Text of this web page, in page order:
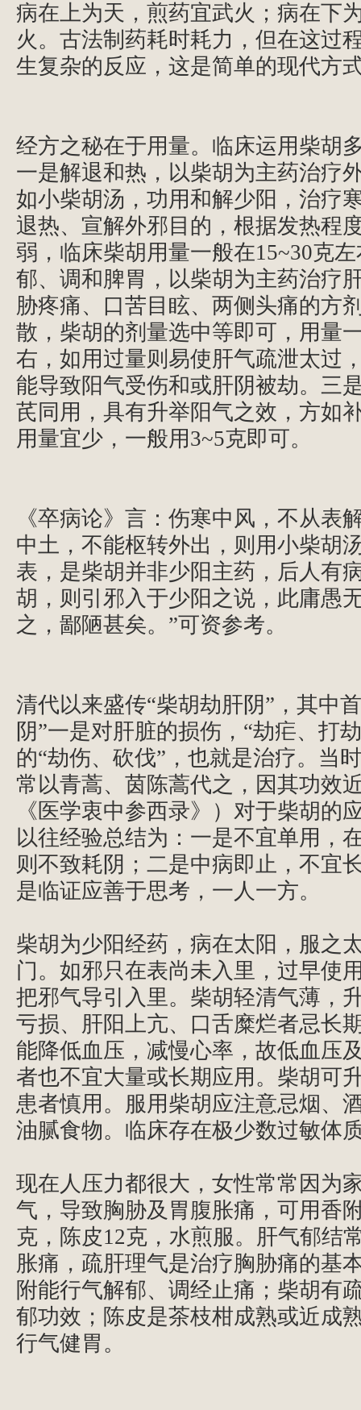
病在上为天，煎药宜武火；病在下
火。古法制药耗时耗力，但在这过
生复杂的反应，这是简单的现代方
经方之秘在于用量。临床运用柴胡
一是解退和热，以柴胡为主药治疗
如小柴胡汤，功用和解少阳，治疗
退热、宣解外邪目的，根据发热程
弱，临床柴胡用量一般在15~30克
郁、调和脾胃，以柴胡为主药治疗
胁疼痛、口苦目眩、两侧头痛的方
散，柴胡的剂量选中等即可，用量
右，如用过量则易使肝气疏泄太过
能导致阳气受伤和或肝阴被劫。三
芪同用，具有升举阳气之效，方如
用量宜少，一般用3~5克即可。
《卒病论》言：伤寒中风，不从表
中土，不能枢转外出，则用小柴胡
表，是柴胡并非少阳主药，后人有
胡，则引邪入于少阳之说，此庸愚
之，鄙陋甚矣。”可资参考。
清代以来盛传“柴胡劫肝阴”，其中
阴”一是对肝脏的损伤，“劫疟、打
的“劫伤、砍伐”，也就是治疗。当
常以青蒿、茵陈蒿代之，因其功效
《医学衷中参西录》）对于柴胡的
以往经验总结为：一是不宜单用，
则不致耗阴；二是中病即止，不宜
是临证应善于思考，一人一方。
柴胡为少阳经药，病在太阳，服之
门。如邪只在表尚未入里，过早使
把邪气导引入里。柴胡轻清气薄，
亏损、肝阳上亢、口舌糜烂者忌长
能降低血压，减慢心率，故低血压
者也不宜大量或长期应用。柴胡可
患者慎用。服用柴胡应注意忌烟、
油腻食物。临床存在极少数过敏体
现在人压力都很大，女性常常因为
气，导致胸胁及胃腹胀痛，可用香
克，陈皮12克，水煎服。肝气郁结
胀痛，疏肝理气是治疗胸胁痛的基
附能行气解郁、调经止痛；柴胡有
郁功效；陈皮是茶枝柑成熟或近成
行气健胃。